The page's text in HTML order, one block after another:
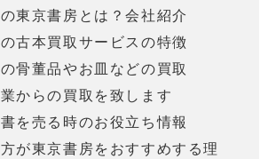
東京書房とは？会社紹介
古本買取サービスの特徴
骨董品やお皿などの買取
からの買取を致します
を売る時のお役立ち情報
方が東京書房をおすすめする理